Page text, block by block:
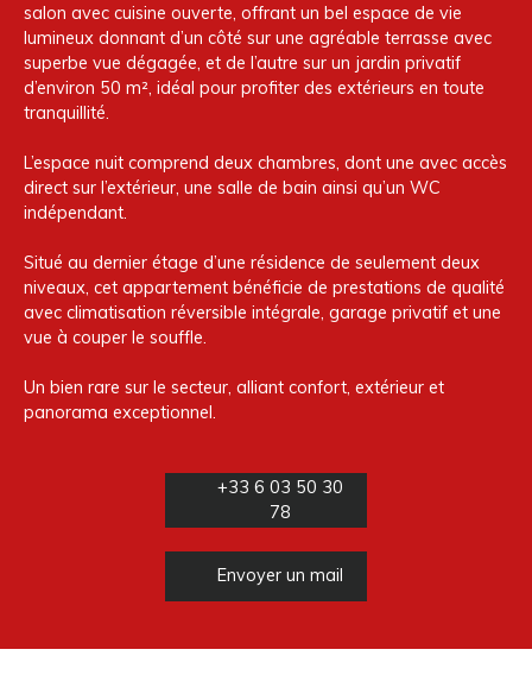
salon avec cuisine ouverte, offrant un bel espace de vie
lumineux donnant d’un côté sur une agréable terrasse avec
superbe vue dégagée, et de l’autre sur un jardin privatif
d’environ 50 m², idéal pour profiter des extérieurs en toute
tranquillité.
L’espace nuit comprend deux chambres, dont une avec accès
direct sur l’extérieur, une salle de bain ainsi qu’un WC
indépendant.
Situé au dernier étage d’une résidence de seulement deux
niveaux, cet appartement bénéficie de prestations de qualité
avec climatisation réversible intégrale, garage privatif et une
vue à couper le souffle.
Un bien rare sur le secteur, alliant confort, extérieur et
panorama exceptionnel.
+33 6 03 50 30
78
Envoyer un mail